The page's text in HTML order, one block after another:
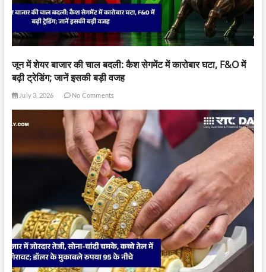
जून में शेयर बाजार की चाल बदली: कैश सेगमेंट में कारोबार घटा, F&O में
बढ़ी ट्रेडिंग; जानें इसकी बड़ी वजह
July 3, 2026 No Comments